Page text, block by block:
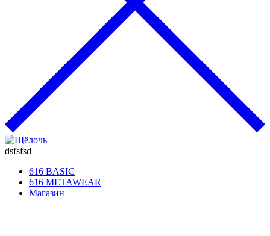
dsfsfsd
616 BASIC
616 METAWEAR
Магазин